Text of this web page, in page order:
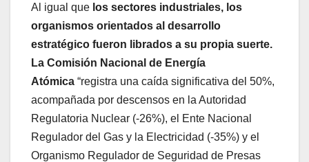
Al igual que los sectores industriales, los
organismos orientados al desarrollo
estratégico fueron librados a su propia suerte.
La Comisión Nacional de Energía
Atómica “registra una caída significativa del 50%,
acompañada por descensos en la Autoridad
Regulatoria Nuclear (-26%), el Ente Nacional
Regulador del Gas y la Electricidad (-35%) y el
Organismo Regulador de Seguridad de Presas